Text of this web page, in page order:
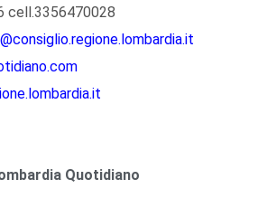
cell.3356470028
Quotidiano